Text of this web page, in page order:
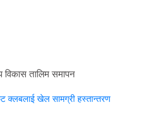
विकास तालिम समापन